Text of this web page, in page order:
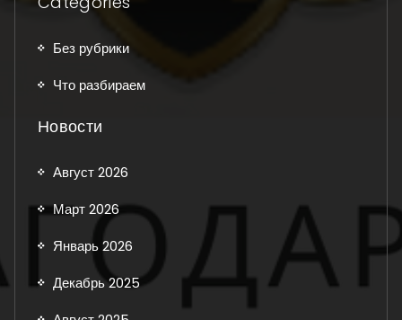
Без рубрики
Что разбираем
Новости
Август 2026
Март 2026
Январь 2026
Декабрь 2025